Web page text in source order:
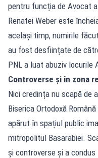
pentru funcția de Avocat
Renatei Weber este
același timp, numirile
au fost desființate de
PNL a luat abuziv locurile
Controverse și în zona
Nici credința nu scapă de
Biserica Ortodoxă
apărut în spațiul public
mitropolitul Basarabiei.
și controverse și a